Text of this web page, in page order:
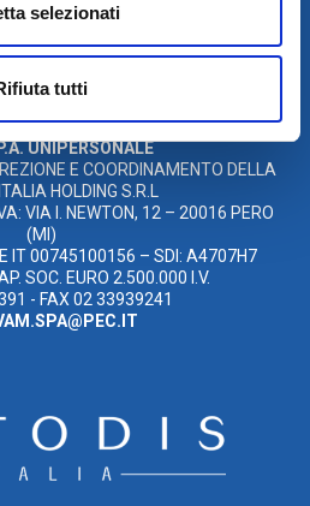
selezionati
tutti
© 2021
DI AUTODIS ITALIA HOLDING
UNIPERSONALE
E COORDINAMENTO DELLA
HOLDING S.R.L
VIA I. NEWTON, 12 – 20016 PERO
(MI)
IT 00745100156 – SDI: A4707H7
SOC. EURO 2.500.000 I.V.
- FAX 02 33939241